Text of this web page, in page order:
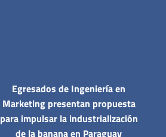
Egresados de Ingeniería en
Marketing presentan propuesta
para impulsar la industrialización
de la banana en Paraguay